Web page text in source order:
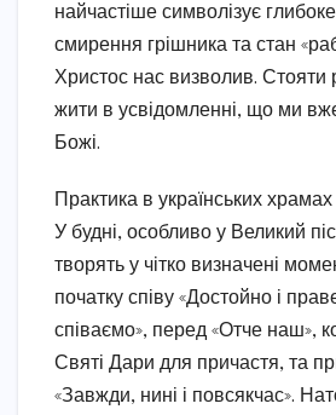
найчастіше символізує
смирення грішника та стан
Христос нас визволив. Стояти
жити в усвідомленні, що ми
Божі.
Практика в українських
У будні, особливо у Великий
творять у чітко визначені
початку співу «Достойно і
співаємо», перед «Отче наш»,
Святі Дари для причастя, та
«Завжди, нині і повсякчас».